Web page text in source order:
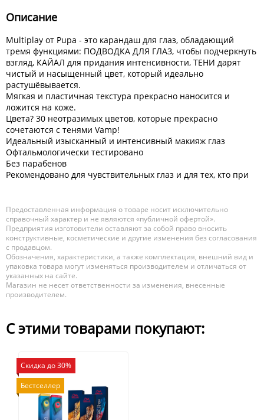
Описание
Multiplay от Pupa - это карандаш для глаз, обладающий
тремя функциями: ПОДВОДКА ДЛЯ ГЛАЗ, чтобы подчеркнуть
взгляд, КАЙАЛ для придания интенсивности, ТЕНИ дарят
чистый и насыщенный цвет, который идеально
растушёвывается.
Мягкая и пластичная текстура прекрасно наносится и
ложится на коже.
Цвета? 30 неотразимых цветов, которые прекрасно
сочетаются с тенями Vamp!
Идеальный изысканный и интенсивный макияж глаз
Офтальмологически тестировано
Без парабенов
Рекомендовано для чувствительных глаз и для тех, кто при
Предоставленная информация о товаре носит исключительно
справочный характер и не являются «публичной офертой».
Предприятия изготовители оставляют за собой право вносить
конструктивные, косметические и другие изменения без согласования
с продавцом.
Обозначения, характеристики, а также комплектация, внешний вид и
упаковка товара могут изменяться производителем и отличаться от
указанных на сайте.
Магазин не несет ответственности за изменения, внесенные
производителем.
С этими товарами покупают:
Скидка до 30%
Бестселлер